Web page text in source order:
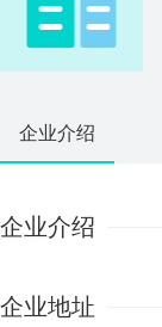
企业介绍
企业介绍
企业地址